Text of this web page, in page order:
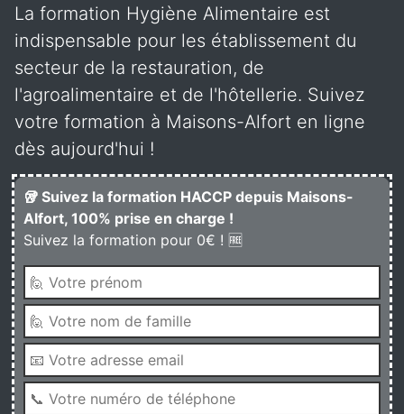
La formation Hygiène Alimentaire est
indispensable pour les établissement du
secteur de la restauration, de
l'agroalimentaire et de l'hôtellerie. Suivez
votre formation à Maisons-Alfort en ligne
dès aujourd'hui !
🥡 Suivez la formation HACCP depuis Maisons-
Alfort, 100% prise en charge !
Suivez la formation pour 0€ ! 🆓